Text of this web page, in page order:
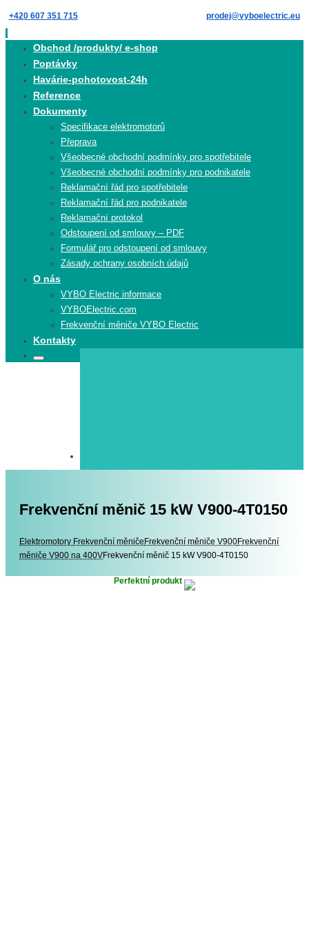
Skip
to
content
+420 607 351 715 prodej@vyboelectric.eu
Obchod /produkty/ e-shop
Poptávky
Havárie-pohotovost-24h
Reference
Dokumenty
Specifikace elektromotorů
Přeprava
Všeobecné obchodní podmínky pro spotřebitele
Všeobecné obchodní podmínky pro podnikatele
Reklamační řád pro spotřebitele
Reklamační řád pro podnikatele
Reklamační protokol
Odstoupení od smlouvy – PDF
Formulář pro odstoupení od smlouvy
Zásady ochrany osobních údajů
O nás
VYBO Electric informace
VYBOElectric.com
Frekvenční měniče VYBO Electric
Kontakty
Search
Search
Frekvenční měnič 15 kW V900-4T0150
Elektromotory Elektromotory
Frekvenční měniče Frekvenční měniče V900Frekvenční
měniče V900 na 400VFrekvenční měnič 15 kW V900-4T0150
Perfektní produkt